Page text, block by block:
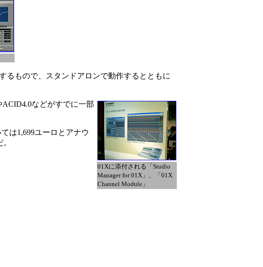
るもので、スタンドアロンで動作するとともに
01Xに添付される「Studio
Manager for 01X」、「01X
Channel Module」
などがすでに一部
は1,699ユーロとアナウ